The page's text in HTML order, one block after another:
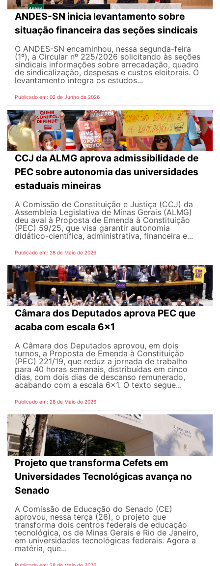
ANDES-SN inicia levantamento sobre
situação financeira das seções sindicais
O ANDES-SN encaminhou, nessa segunda-feira
(1º), a Circular nº 225/2026 solicitando às seções
sindicais informações sobre arrecadação, quadro
de sindicalização, despesas e custos eleitorais. O
levantamento integra os estudos...
Publicado em: 02 de Junho de 2026
CCJ da ALMG aprova admissibilidade de
PEC sobre autonomia das universidades
estaduais mineiras
A Comissão de Constituição e Justiça (CCJ) da
Assembleia Legislativa de Minas Gerais (ALMG)
deu aval à Proposta de Emenda à Constituição
(PEC) 59/25, que visa garantir autonomia
didático-científica, administrativa, financeira e...
Publicado em: 28 de Maio de 2026
Câmara dos Deputados aprova PEC que
acaba com escala 6x1
A Câmara dos Deputados aprovou, em dois
turnos, a Proposta de Emenda à Constituição
(PEC) 221/19, que reduz a jornada de trabalho
para 40 horas semanais, distribuídas em cinco
dias, com dois dias de descanso remunerado,
acabando com a escala 6x1. O texto segue...
Publicado em: 28 de Maio de 2026
Projeto que transforma Cefets em
Universidades Tecnológicas avança no
Senado
A Comissão de Educação do Senado (CE)
aprovou, nessa terça (26), o projeto que
transforma dois centros federais de educação
tecnológica, os de Minas Gerais e Rio de Janeiro,
em universidades tecnológicas federais. Agora a
matéria, que...